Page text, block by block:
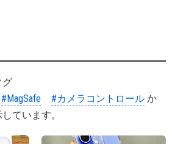
グ
#MagSafe #カメラコントロール か
ています。